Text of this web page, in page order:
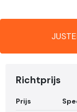
Richtprijs
Prijs